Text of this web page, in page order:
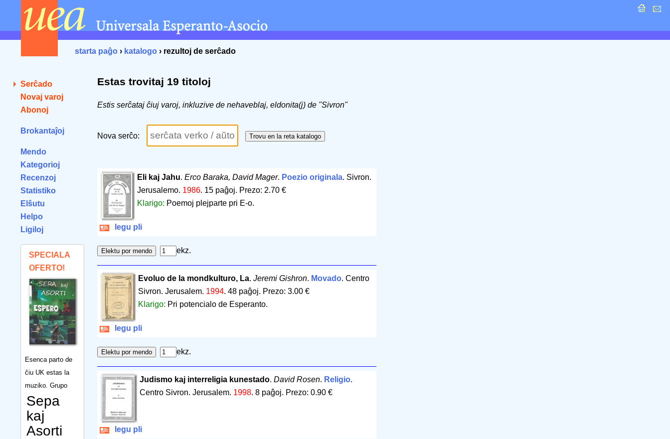
starta paĝo › katalogo › rezultoj de serĉado
Serĉado
Novaj varoj
Abonoj
Brokantaĵoj
Mendo
Kategorioj
Recenzoj
Statistiko
Elŝutu
Helpo
Ligiloj
SPECIALA
OFERTO!
Esenca parto de
ĉiu UK estas la
muziko. Grupo
Sepa
kaj
Asorti
Estas trovitaj 19 titoloj
Estis serĉataj ĉiuj varoj, inkluzive de nehaveblaj, eldonita(j) de "Sivron"
Nova serĉo:
Eli kaj Jahu. Erco Baraka, David Mager. Poezio originala. Sivron.
Jerusalemo. 1986. 15 paĝoj. Prezo: 2.70 €
Klarigo: Poemoj plejparte pri E-o.
legu pli
ekz.
Evoluo de la mondkulturo, La. Jeremi Gishron. Movado. Centro
Sivron. Jerusalem. 1994. 48 paĝoj. Prezo: 3.00 €
Klarigo: Pri potencialo de Esperanto.
legu pli
ekz.
Judismo kaj interreligia kunestado. David Rosen. Religio.
Centro Sivron. Jerusalem. 1998. 8 paĝoj. Prezo: 0.90 €
legu pli